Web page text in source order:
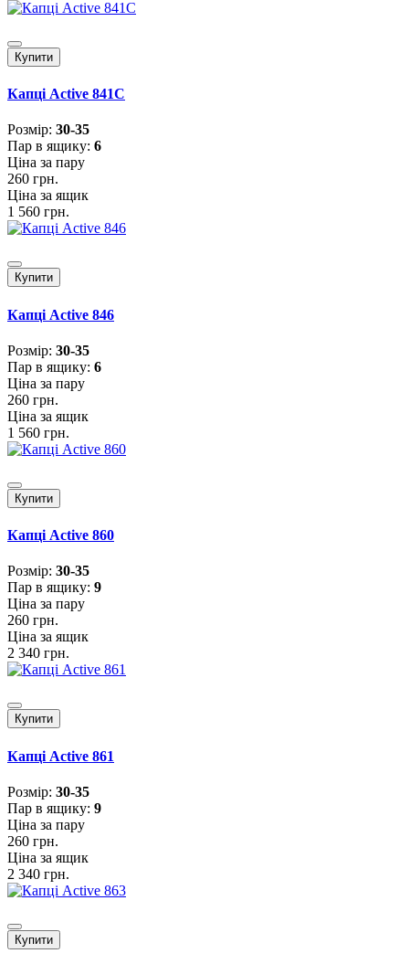
Купити
Капці Active 841C
Розмiр: 30-35
Пар в ящику: 6
Ціна за пару
260 грн.
Ціна за ящик
1 560 грн.
Купити
Капці Active 846
Розмiр: 30-35
Пар в ящику: 6
Ціна за пару
260 грн.
Ціна за ящик
1 560 грн.
Купити
Капці Active 860
Розмiр: 30-35
Пар в ящику: 9
Ціна за пару
260 грн.
Ціна за ящик
2 340 грн.
Купити
Капці Active 861
Розмiр: 30-35
Пар в ящику: 9
Ціна за пару
260 грн.
Ціна за ящик
2 340 грн.
Купити